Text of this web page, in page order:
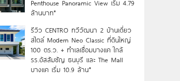
Penthouse Panoramic View เริ่ม 4.79
ล้านบาท*
รีวิว CENTRO ทวีวัฒนา 2 บ้านเดี่ยว
สไตล์ Modern Neo Classic ที่ดินใหญ่
100 ตร.ว. + ทำเลเชื่อมบางแค ใกล้
รร.อัสสัมชัญ ธนบุรี และ The Mall
บางแค เริ่ม 10.9 ล้าน*